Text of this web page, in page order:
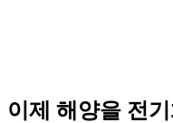
이제 해양을 전